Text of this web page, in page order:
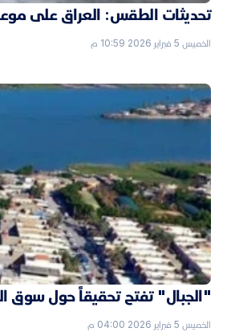
تحديثات الطقس: العراق على
الخميس 5 فبراير 2026 10:59 م
"الجبال" تفتح تحقيقاً حول سوق الوظائف في البصرة:
الخميس 5 فبراير 2026 04:00 م